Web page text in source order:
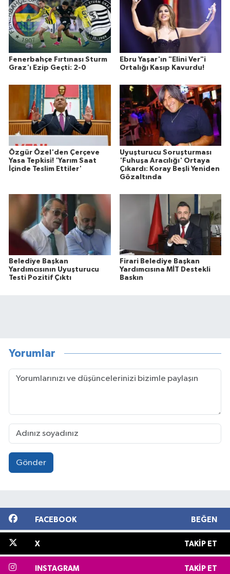
Fenerbahçe Fırtınası Sturm
Graz'ı Ezip Geçti: 2-0
Ebru Yaşar'ın "Elini Ver"i
Ortalığı Kasıp Kavurdu!
Özgür Özel'den Çerçeve
Yasa Tepkisi! 'Yarım Saat
İçinde Teslim Ettiler'
Uyuşturucu Soruşturması
'Fuhuşa Aracılığı' Ortaya
Çıkardı: Koray Beşli Yeniden
Gözaltında
Belediye Başkan
Yardımcısının Uyuşturucu
Testi Pozitif Çıktı
Firari Belediye Başkan
Yardımcısına MİT Destekli
Baskın
Yorumlar
Gönder
FACEBOOK BEĞEN
X TAKIP ET
INSTAGRAM TAKIP ET